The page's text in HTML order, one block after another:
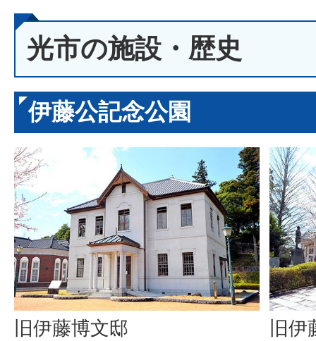
光市の施設・歴史
伊藤公記念公園
旧伊藤博文邸
旧